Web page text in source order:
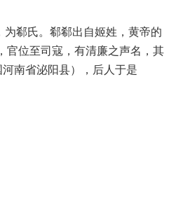
郗氏。郗郗出自姬姓，黄帝的
官位至司寇，有清廉之声名，其
南省泌阳县），后人于是